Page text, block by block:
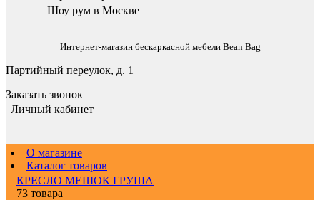
Шоу рум в Москве
Интернет-магазин бескаркасной мебели Bean Bag
Партийный переулок, д. 1
Заказать звонок
Личный кабинет
О магазине
Каталог товаров
КРЕСЛО МЕШОК ГРУША
73 товара